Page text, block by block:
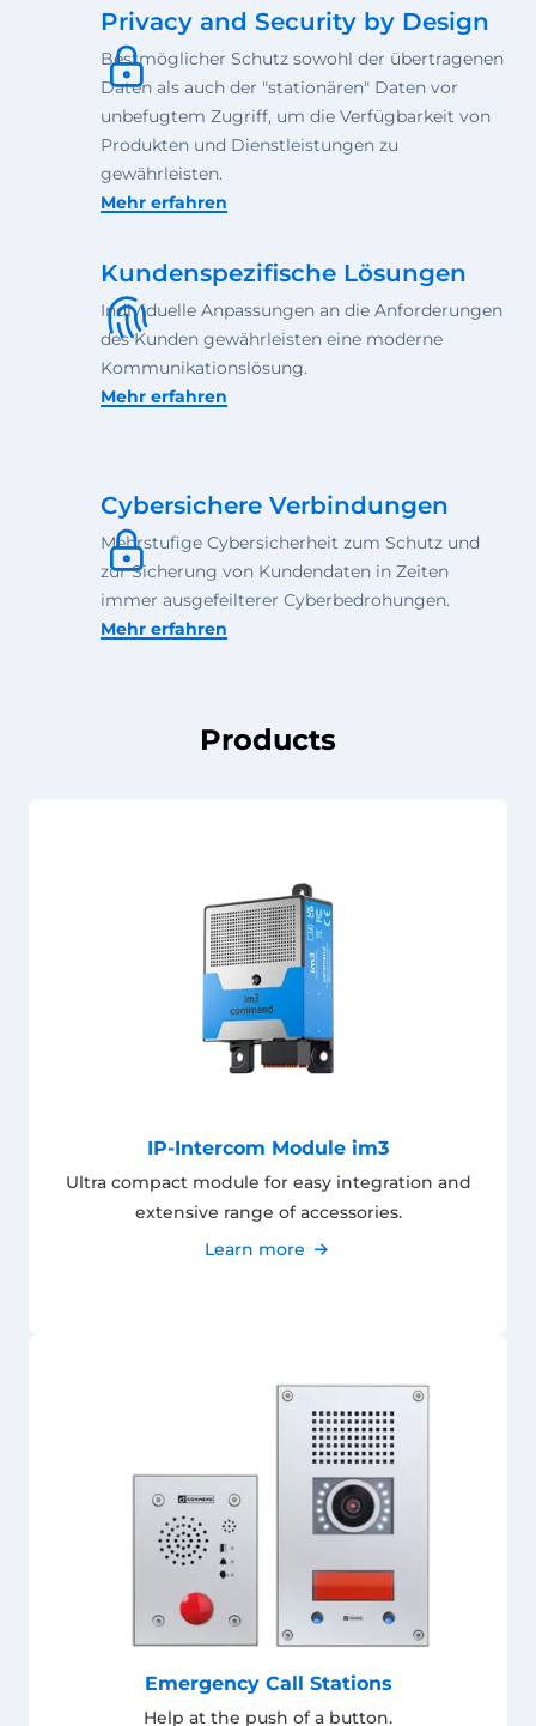
Privacy and Security by Design
Bestmöglicher Schutz sowohl der übertragenen
Daten als auch der "stationären" Daten vor
unbefugtem Zugriff, um die Verfügbarkeit von
Produkten und Dienstleistungen zu
gewährleisten.
Mehr erfahren
Kundenspezifische Lösungen
Individuelle Anpassungen an die Anforderungen
des Kunden gewährleisten eine moderne
Kommunikationslösung.
Mehr erfahren
Cybersichere Verbindungen
Mehrstufige Cybersicherheit zum Schutz und
zur Sicherung von Kundendaten in Zeiten
immer ausgefeilterer Cyberbedrohungen.
Mehr erfahren
Products
IP-Intercom Module im3
Ultra compact module for easy integration and
extensive range of accessories.
Learn more
Emergency Call Stations
Help at the push of a button.